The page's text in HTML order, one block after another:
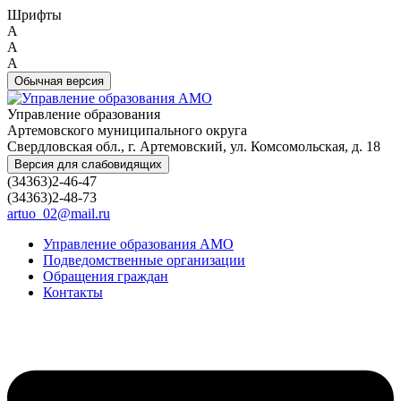
Шрифты
A
A
A
Обычная версия
Управление образования
Артемовского муниципального округа
Свердловская обл., г. Артемовский, ул. Комсомольская, д. 18
Версия для слабовидящих
(34363)2-46-47
(34363)2-48-73
artuo_02@mail.ru
Управление образования АМО
Подведомственные организации
Обращения граждан
Контакты